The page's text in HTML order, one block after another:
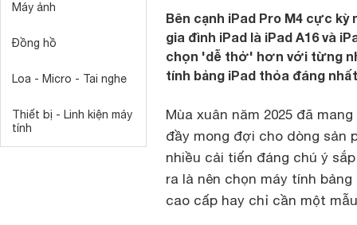
Máy ảnh
Đồng hồ
Loa - Micro - Tai nghe
Thiết bị - Linh kiện máy
tính
Bên cạnh iPad Pro M4 cực
gia đình iPad là iPad A16 và
chọn 'dễ thở' hơn với từng
tính bảng iPad thỏa đáng
Mùa xuân năm 2025 đã
đầy mong đợi cho dòng sản
nhiều cải tiến đáng chú ý
ra là nên chọn máy tính
cao cấp hay chỉ cần một